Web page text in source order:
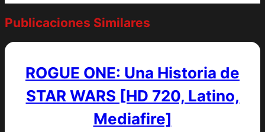
Publicaciones Similares
ROGUE ONE: Una Historia de
STAR WARS [HD 720, Latino,
Mediafire]